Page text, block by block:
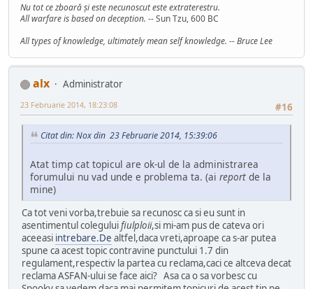
Nu tot ce zboară şi este necunoscut este extraterestru.
All warfare is based on deception. -- Sun Tzu, 600 BC
All types of knowledge, ultimately mean self knowledge. -- Bruce Lee
alx
Administrator
#16
23 Februarie 2014, 18:23:08
Citat din: Nox din 23 Februarie 2014, 15:39:06
Atat timp cat topicul are ok-ul de la administrarea
forumului nu vad unde e problema ta. (ai report de la
mine)
Ca tot veni vorba,trebuie sa recunosc ca si eu sunt in
asentimentul coleguluifiulploii,si mi-am pus de cateva ori
aceeasi intrebare.De altfel,daca vreti,aproape ca s-ar putea
spune ca acest topic contravine punctului 1.7 din
regulament,respectiv la partea cu reclama,caci ce altceva decat
reclama ASFAN-ului se face aici? Asa ca o sa vorbesc cu